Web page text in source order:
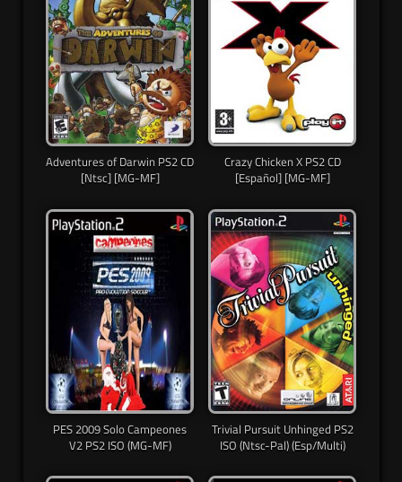
Adventures of Darwin PS2 CD
[Ntsc] [MG-MF]
Crazy Chicken X PS2 CD
[Español] [MG-MF]
PES 2009 Solo Campeones
V2 PS2 ISO (MG-MF)
Trivial Pursuit Unhinged PS2
ISO (Ntsc-Pal) (Esp/Multi)